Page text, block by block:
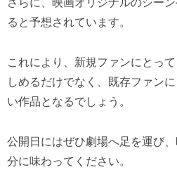
さらに、映画オリジナルのシー
ると予想されています。
これにより、新規ファンにとっ
しめるだけでなく、既存ファン
い作品となるでしょう。
公開日にはぜひ劇場へ足を運び
分に味わってください。